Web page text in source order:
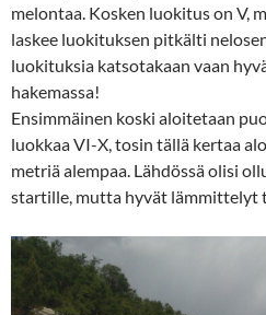
melontaa. Kosken luokitus on V,
laskee luokituksen pitkälti
luokituksia katsotakaan vaan
hakemassa!
Ensimmäinen koski aloitetaan
luokkaa VI-X, tosin tällä kertaa
metriä alempaa. Lähdössä olisi
startille, mutta hyvät lämmittelyt